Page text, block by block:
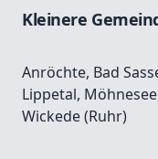
Kleinere
Anröchte, Bad
Lippetal, Möhnesee
Wickede (Ruhr)